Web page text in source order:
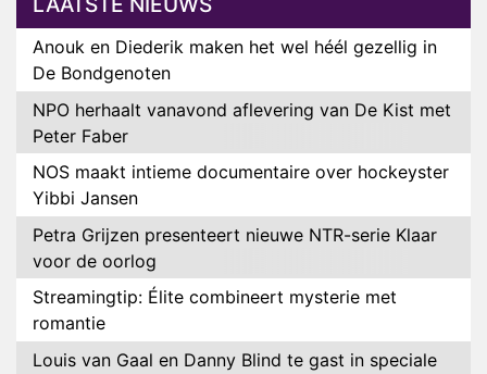
Anouk en Diederik maken het wel héél gezellig in
De Bondgenoten
NPO herhaalt vanavond aflevering van De Kist met
Peter Faber
NOS maakt intieme documentaire over hockeyster
Yibbi Jansen
Petra Grijzen presenteert nieuwe NTR-serie Klaar
voor de oorlog
Streamingtip: Élite combineert mysterie met
romantie
Louis van Gaal en Danny Blind te gast in speciale